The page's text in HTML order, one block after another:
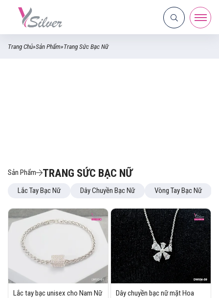
Trang Chủ»Sản Phẩm»Trang Sức Bạc Nữ
Sản Phẩm TRANG SỨC BẠC NỮ
Lắc Tay Bạc Nữ Dây Chuyền Bạc Nữ Vòng Tay Bạc Nữ
Lắc tay bạc unisex cho Nam Nữ
Dây chuyền bạc nữ mặt Hoa